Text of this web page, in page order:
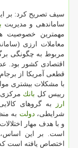
سیف تصریح كرد: بر
ساماندهی و مدیریت
مهمترین خصوصیت
معاملات ارزی
مربوط به چگونگی
اقتصادی كشور بود.
قطعی آمریكا از
با مشكلات بیشتری
رییس كل بانك
ارز
به گروهای
شرایطی،دولت به
و با هدف مهار اختلالات
است. بر این اساس،
اختصاص یافته است